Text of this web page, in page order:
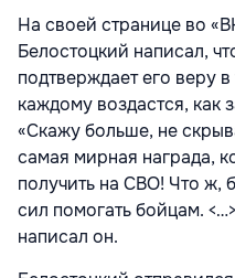
На своей странице во
Белостоцкий написал,
подтверждает его веру
каждому воздастся, как
«Скажу больше, не
самая мирная награда,
получить на СВО! Что ж,
сил помогать бойцам.
написал он.